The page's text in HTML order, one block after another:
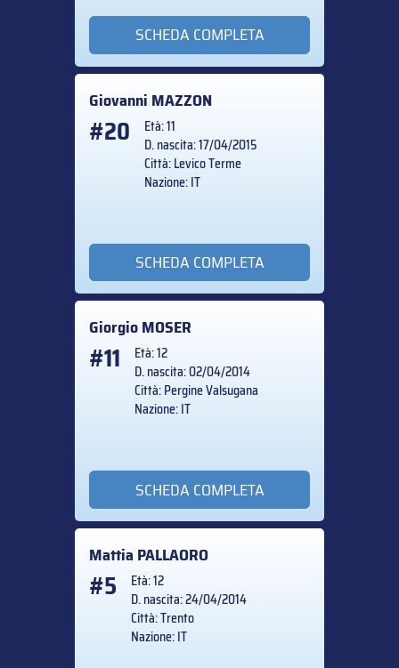
SCHEDA COMPLETA
Giovanni MAZZON
#20
Età: 11
D. nascita: 17/04/2015
Città: Levico Terme
Nazione: IT
SCHEDA COMPLETA
GiorgioMOSER
#11
Età: 12
D. nascita: 02/04/2014
Città: Pergine Valsugana
Nazione: IT
SCHEDA COMPLETA
Mattia PALLAORO
#5
Età: 12
D. nascita: 24/04/2014
Città: Trento
Nazione: IT